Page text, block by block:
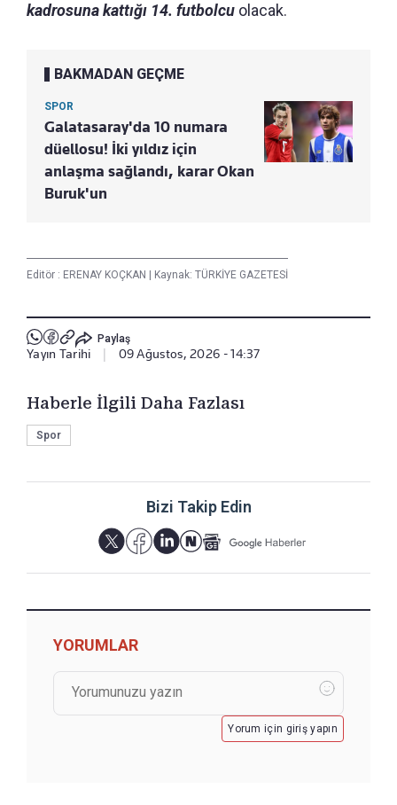
kadrosuna kattığı 14. futbolcu olacak.
BAKMADAN GEÇME
SPOR
Galatasaray'da 10 numara
düellosu! İki yıldız için
anlaşma sağlandı, karar Okan
Buruk'un
Editör : ERENAY KOÇKAN Kaynak: TÜRKİYE GAZETESİ
Paylaş
Yayın Tarihi 09 Ağustos, 2026 - 14:37
Haberle İlgili Daha Fazlası
Spor
Bizi Takip Edin
YORUMLAR
Yorum için giriş yapın